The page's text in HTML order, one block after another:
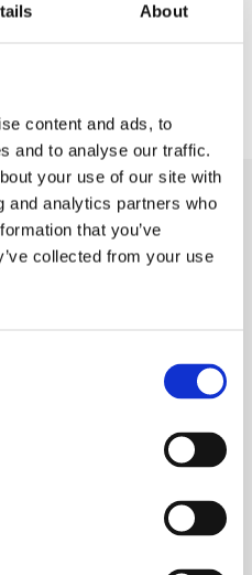
About
content and ads, to
and to analyse our traffic.
your use of our site with
and analytics partners who
that you’ve
collected from your use